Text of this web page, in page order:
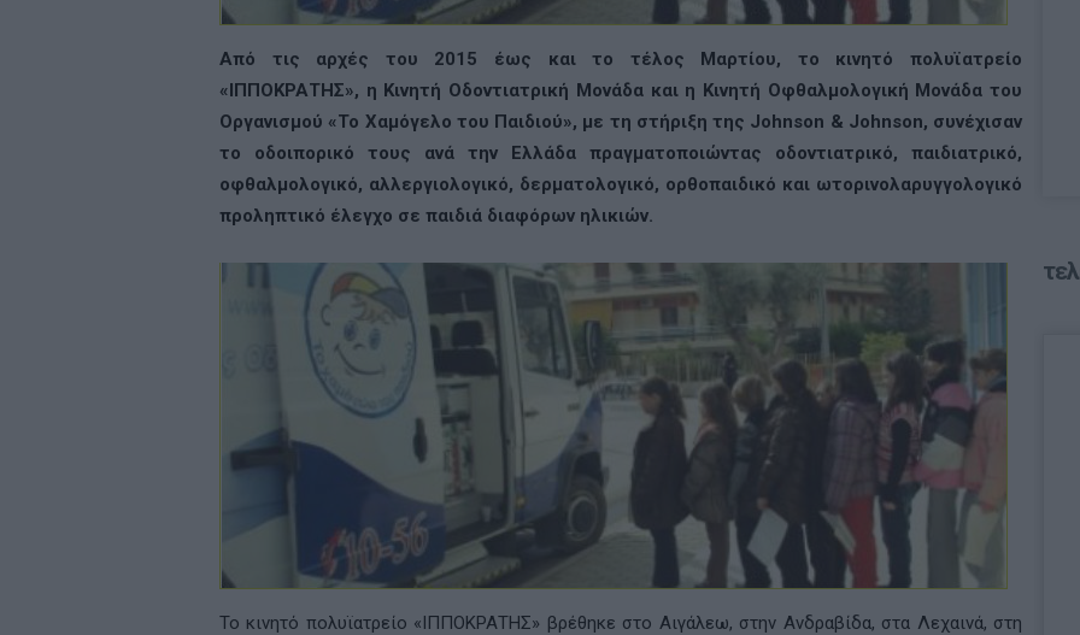
Από τις αρχές του 2015 έως και το τέλος Μαρτίου, το κινητό πολυϊατρείο
«ΙΠΠΟΚΡΑΤΗΣ», η Κινητή Οδοντιατρική Μονάδα και η Κινητή Οφθαλμολογική Μονάδα του
Οργανισμού «Το Χαμόγελο του Παιδιού», με τη στήριξη της Johnson & Johnson, συνέχισαν
το οδοιπορικό τους ανά την Ελλάδα πραγματοποιώντας οδοντιατρικό, παιδιατρικό,
οφθαλμολογικό, αλλεργιολογικό, δερματολογικό, ορθοπαιδικό και ωτορινολαρυγγολογικό
προληπτικό έλεγχο σε παιδιά διαφόρων ηλικιών.
Το κινητό πολυϊατρείο «ΙΠΠΟΚΡΑΤΗΣ» βρέθηκε στο Αιγάλεω, στην Ανδραβίδα, στα Λεχαινά, στη